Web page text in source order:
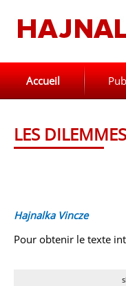
Accueil
LES
Hajnalka Vincze
Pour obtenir le texte